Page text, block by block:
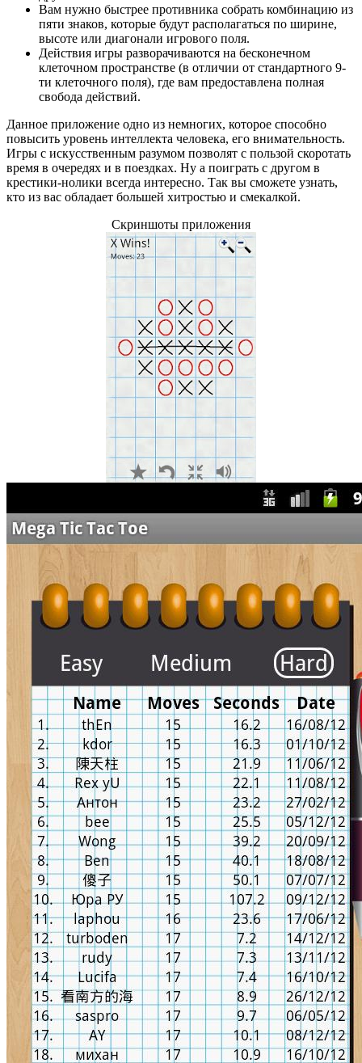
Вам нужно быстрее противника собрать комбинацию из
пяти знаков, которые будут располагаться по ширине,
высоте или диагонали игрового поля.
Действия игры разворачиваются на бесконечном
клеточном пространстве (в отличии от стандартного 9-
ти клеточного поля), где вам предоставлена полная
свобода действий.
Данное приложение одно из немногих, которое способно
повысить уровень интеллекта человека, его внимательность.
Игры с искусственным разумом позволят с пользой скоротать
время в очередях и в поездках. Ну а поиграть с другом в
крестики-нолики всегда интересно. Так вы сможете узнать,
кто из вас обладает большей хитростью и смекалкой.
Скриншоты приложения